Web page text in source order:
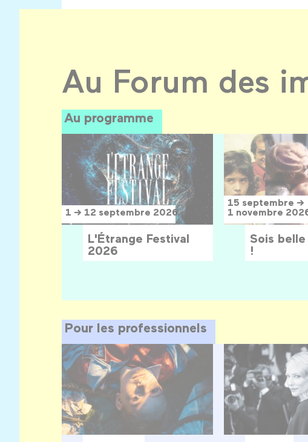
Au Forum des
Au programme
1 → 12 septembre 2026
L'Étrange Festival
2026
15 septembre →
1 novembre
Sois
!
Pour les professionnels